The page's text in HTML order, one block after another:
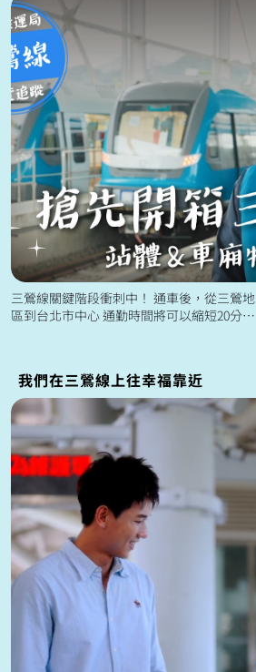
三鶯線關鍵階段衝刺中！ 通車後，從三鶯地
區到台北市中心 通勤時間將可以縮短20分鐘
我們在三鶯線上往幸福靠近